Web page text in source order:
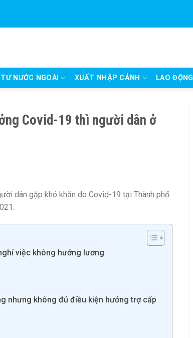
NƯỚC NGOÀI XUẤT NHẬP CẢNH LAO ĐỘNG
Covid-19 thì người dân ở
dân gặp khó khăn do Covid-19 tại Thành phố
việc không hưởng lương
nhưng không đủ điều kiện hưởng trợ cấp